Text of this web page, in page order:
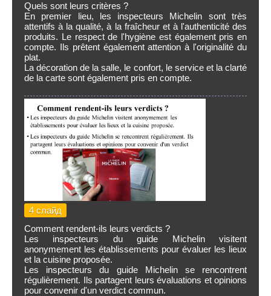
Quels sont leurs critères ?
En premier lieu, les inspecteurs Michelin sont très
attentifs à la qualité, à la fraîcheur et à l'authenticité des
produits. Le respect de l'hygiène est également pris en
compte. Ils prêtent également attention à l'originalité du
plat.
La décoration de la salle, le confort, le service et la clarté
de la carte sont également pris en compte.
4 слайд
Comment rendent-ils leurs verdicts ?
Les inspecteurs du guide Michelin visitent
anonymement les établissements pour évaluer les lieux
et la cuisine proposée.
Les inspecteurs du guide Michelin se rencontrent
régulièrement. Ils partagent leurs évaluations et opinions
pour convenir d'un verdict commun.